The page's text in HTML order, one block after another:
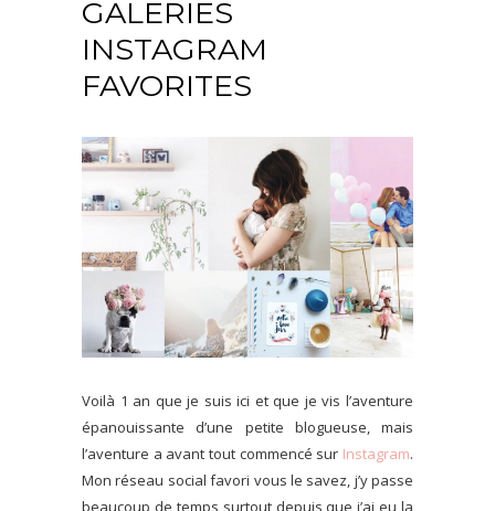
GALERIES
INSTAGRAM
FAVORITES
Voilà 1 an que je suis ici et que je vis l’aventure
épanouissante d’une petite blogueuse, mais
l’aventure a avant tout commencé sur Instagram.
Mon réseau social favori vous le savez, j’y passe
beaucoup de temps surtout depuis que j’ai eu la